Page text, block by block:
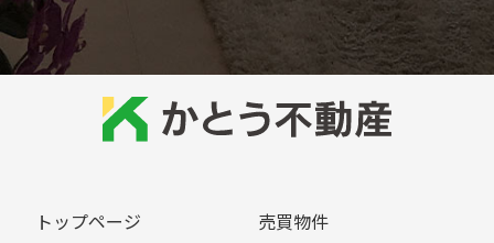
トップページ 売買物件